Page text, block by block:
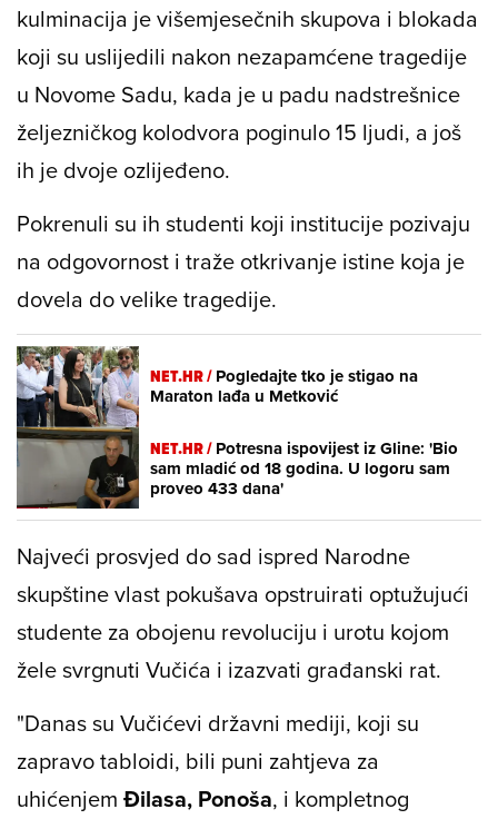
kulminacija je višemjesečnih skupova i blokada
koji su uslijedili nakon nezapamćene tragedije
u Novome Sadu, kada je u padu nadstrešnice
željezničkog kolodvora poginulo 15 ljudi, a još
ih je dvoje ozlijeđeno.
Pokrenuli su ih studenti koji institucije pozivaju
na odgovornost i traže otkrivanje istine koja je
dovela do velike tragedije.
NET.HR /Pogledajte tko je stigao na
Maraton lađa u Metković
NET.HR /Potresna ispovijest iz Gline: 'Bio
sam mladić od 18 godina. U logoru sam
proveo 433 dana'
Najveći prosvjed do sad ispred Narodne
skupštine vlast pokušava opstruirati optužujući
studente za obojenu revoluciju i urotu kojom
žele svrgnuti Vučića i izazvati građanski rat.
"Danas su Vučićevi državni mediji, koji su
zapravo tabloidi, bili puni zahtjeva za
uhićenjem Đilasa, Ponoša, i kompletnog